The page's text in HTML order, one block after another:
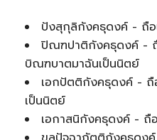
ปังสุกุลิกังคธุดงค์ - ถื
ปิณฑปาติกังคธุดงค์ -
บิณฑบาตมาฉันเป็นนิตย์
เอกปัตติกังคธุดงค์ - ถือ
เป็นนิตย์
เอกาสนิกังคธุดงค์ - ถื